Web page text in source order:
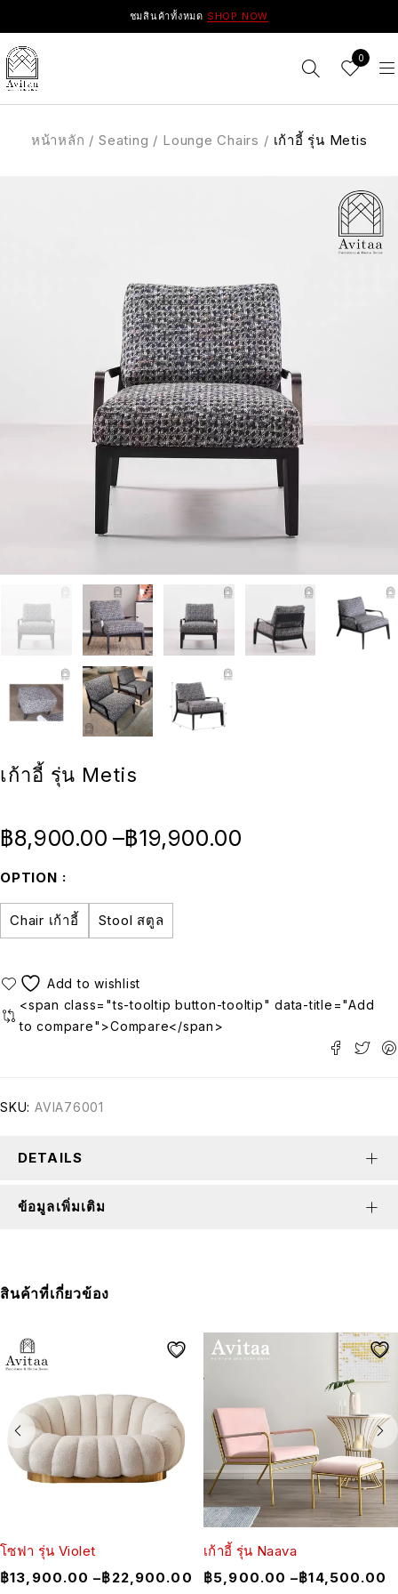
ชมสินค้าทั้งหมด SHOP NOW
0
หน้าหลัก / Seating / Lounge Chairs / เก้าอี้ รุ่น Metis
เก้าอี้ รุ่น Metis
฿8,900.00 –฿19,900.00
OPTION
Chair เก้าอี้ Stool สตูล
<span class="ts-tooltip button-tooltip" data-title="Add
to compare">Compare</span>
SKU: AVIA76001
DETAILS
ข้อมูลเพิ่มเติม
สินค้าที่เกี่ยวข้อง
โซฟา รุ่น Violet
฿13,900.00 –฿22,900.00
เก้าอี้ รุ่น Naava
฿5,900.00 –฿14,500.00